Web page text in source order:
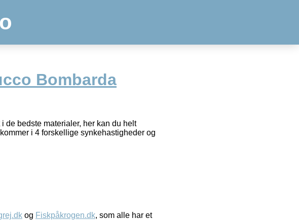
Bombarda
de bedste materialer, her kan du helt
i 4 forskellige synkehastigheder og
og Fiskpåkrogen.dk, som alle har et